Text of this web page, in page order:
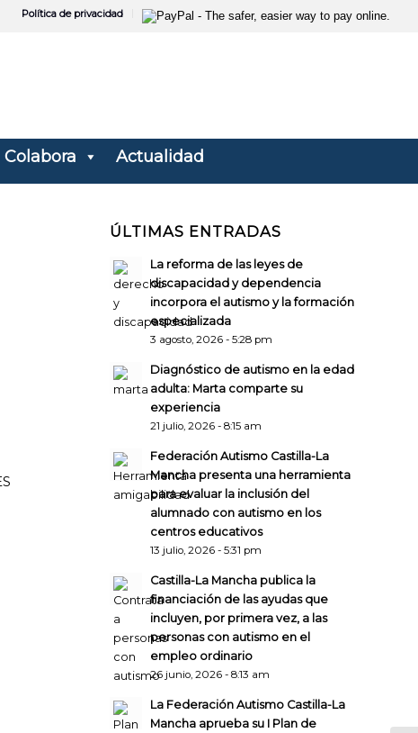
Política de privacidad
Colabora Actualidad
ÚLTIMAS ENTRADAS
La reforma de las leyes de
discapacidad y dependencia
incorpora el autismo y la formación
especializada
3 agosto, 2026 - 5:28 pm
Diagnóstico de autismo en la edad
adulta: Marta comparte su
experiencia
21 julio, 2026 - 8:15 am
Federación Autismo Castilla-La
Mancha presenta una herramienta
para evaluar la inclusión del
alumnado con autismo en los
centros educativos
13 julio, 2026 - 5:31 pm
Castilla-La Mancha publica la
financiación de las ayudas que
incluyen, por primera vez, a las
personas con autismo en el
empleo ordinario
26 junio, 2026 - 8:13 am
La Federación Autismo Castilla-La
Mancha aprueba su I Plan de